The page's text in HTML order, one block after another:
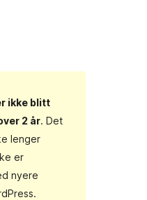
ikke blitt
2 år. Det
lenger
er
nyere